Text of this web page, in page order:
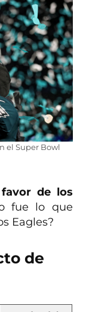
el Super Bowl
de los
fue lo que
Eagles?
de